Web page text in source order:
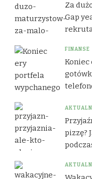
Za
Gap
FINANSE
Koniec
pizzę?